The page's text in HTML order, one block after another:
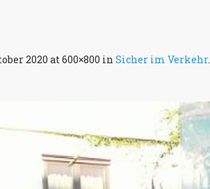
2020 at 600×800 in Sicher im Verkehr.